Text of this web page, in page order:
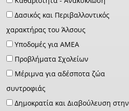
Δασικός και Περιβαλλοντικός
χαρακτήρας του Άλσους
Υποδομές για ΑΜΕΑ
Προβλήματα Σχολείων
Μέριμνα για αδέσποτα ζώα
συντροφιάς
Δημοκρατία και Διαβούλευση στην